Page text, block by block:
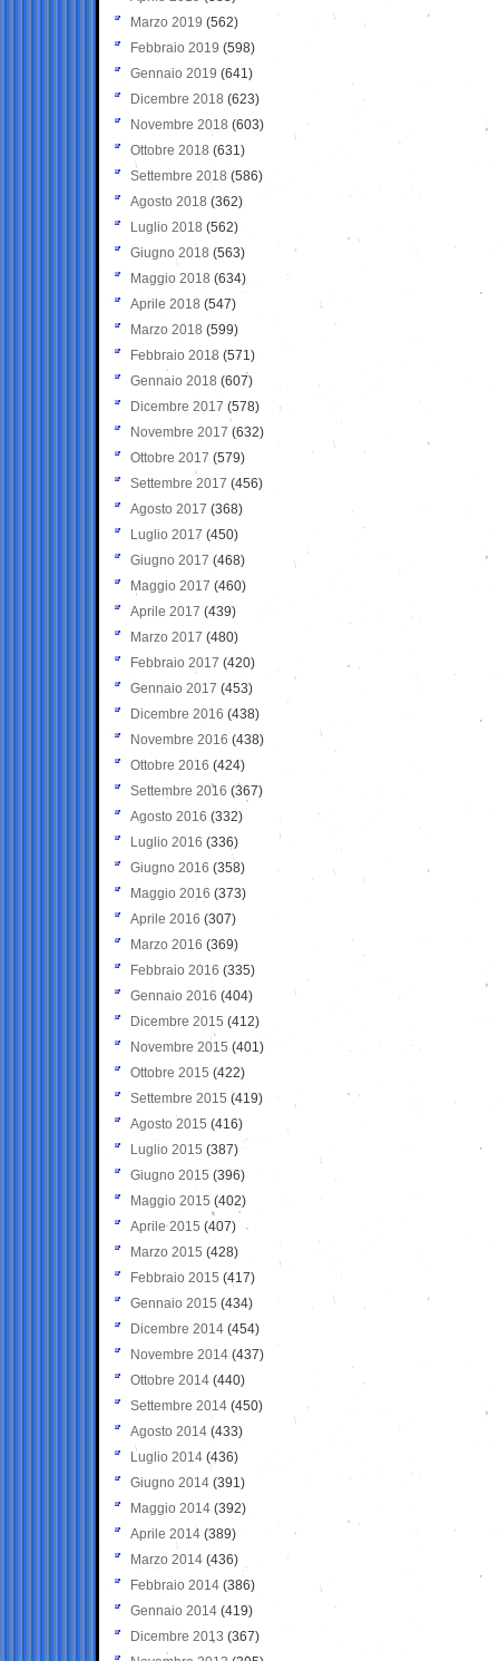
Marzo 2019 (562)
Febbraio 2019 (598)
Gennaio 2019 (641)
Dicembre 2018 (623)
Novembre 2018 (603)
Ottobre 2018 (631)
Settembre 2018 (586)
Agosto 2018 (362)
Luglio 2018 (562)
Giugno 2018 (563)
Maggio 2018 (634)
Aprile 2018 (547)
Marzo 2018 (599)
Febbraio 2018 (571)
Gennaio 2018 (607)
Dicembre 2017 (578)
Novembre 2017 (632)
Ottobre 2017 (579)
Settembre 2017 (456)
Agosto 2017 (368)
Luglio 2017 (450)
Giugno 2017 (468)
Maggio 2017 (460)
Aprile 2017 (439)
Marzo 2017 (480)
Febbraio 2017 (420)
Gennaio 2017 (453)
Dicembre 2016 (438)
Novembre 2016 (438)
Ottobre 2016 (424)
Settembre 2016 (367)
Agosto 2016 (332)
Luglio 2016 (336)
Giugno 2016 (358)
Maggio 2016 (373)
Aprile 2016 (307)
Marzo 2016 (369)
Febbraio 2016 (335)
Gennaio 2016 (404)
Dicembre 2015 (412)
Novembre 2015 (401)
Ottobre 2015 (422)
Settembre 2015 (419)
Agosto 2015 (416)
Luglio 2015 (387)
Giugno 2015 (396)
Maggio 2015 (402)
Aprile 2015 (407)
Marzo 2015 (428)
Febbraio 2015 (417)
Gennaio 2015 (434)
Dicembre 2014 (454)
Novembre 2014 (437)
Ottobre 2014 (440)
Settembre 2014 (450)
Agosto 2014 (433)
Luglio 2014 (436)
Giugno 2014 (391)
Maggio 2014 (392)
Aprile 2014 (389)
Marzo 2014 (436)
Febbraio 2014 (386)
Gennaio 2014 (419)
Dicembre 2013 (367)